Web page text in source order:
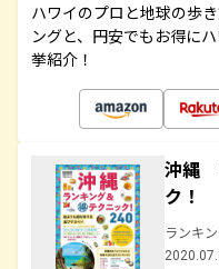
ハワイのプロと地球の歩
ングと、円安でもお得に
挙紹介！
沖縄
ク！
ランキ